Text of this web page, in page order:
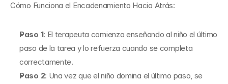
Cómo Funciona el Encadenamiento Hacia Atrás:
Paso 1: El terapeuta comienza enseñando al niño el último
paso de la tarea y lo refuerza cuando se completa
correctamente.
Paso 2: Una vez que el niño domina el último paso, se